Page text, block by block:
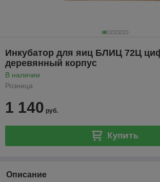
Инкубатор для яиц БЛИЦ 72Ц
деревянный корпус
В наличии
Розница
1 140 руб.
Купить
Описание